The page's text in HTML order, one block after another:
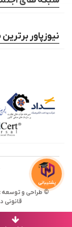
· هنگامی
شما
نیوزپاور
© طراحی و توسعه :
قانونی
پشتیبانی